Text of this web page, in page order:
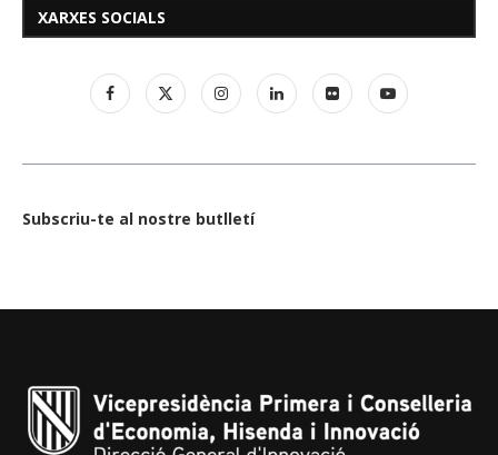
XARXES SOCIALS
Subscriu-te al nostre butlletí